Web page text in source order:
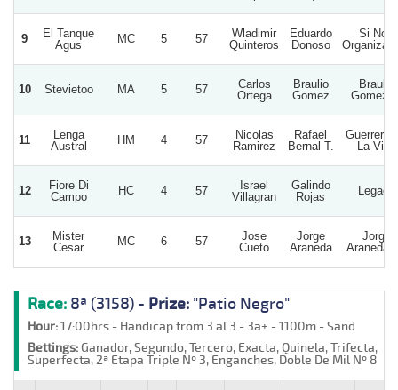
9
El Tanque
Agus
MC 5 57
Wladimir
Quinteros
Eduardo
Donoso
Si Nos
10 Stevietoo MA 5 57
Carlos
Ortega
Braulio
Gomez
Braulio
Gomez
11
Lenga
Austral
HM 4 57
Nicolas
Ramirez
Rafael
Bernal T.
Guerrero
La Vida
12
Fiore Di
Campo
HC 4 57
Israel
Villagran
Galindo
Rojas
Legacy
13
Mister
Cesar
MC 6 57
Jose
Cueto
Jorge
Araneda
Jorge
Araneda
Race: 8ª (3158) - Prize: "Patio Negro"
Hour:17:00hrs - Handicap from 3 al 3 - 3a+ - 1100m - Sand
Bettings:Ganador, Segundo, Tercero, Exacta, Quinela, Trifecta,
Superfecta, 2ª Etapa Triple Nº 3, Enganches, Doble De Mil Nº 8